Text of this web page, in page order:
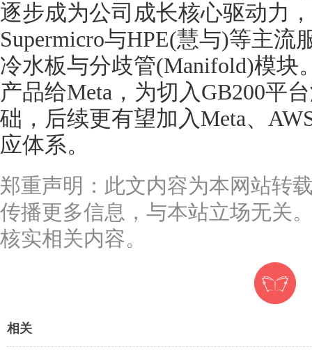
逐步成为公司成长核心驱动力
Supermicro与HPE(慧与)等主
冷水板与分歧管(Manifold)模块
产品给Meta，为切入GB200平
础，后续更有望加入Meta、
应体系。
郑重声明：此文内容为本网站转
传播更多信息，与本站立场无关
核实相关内容。
相关